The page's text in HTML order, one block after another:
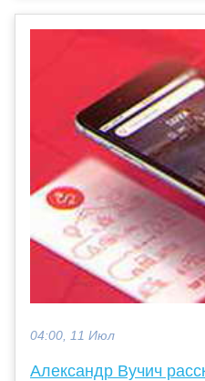
04:00, 11 Июл
Александр Вучич